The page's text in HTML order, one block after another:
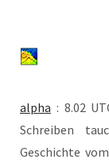
alpha : 8.02
Schrei­ben
Geschich­te vom